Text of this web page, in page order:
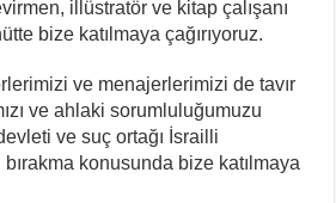
illüstratör ve kitap çalışanı
bize katılmaya çağırıyoruz.
ve menajerlerimizi de tavır
ve ahlaki sorumluluğumuzu
ve suç ortağı İsrailli
bırakma konusunda bize katılmaya